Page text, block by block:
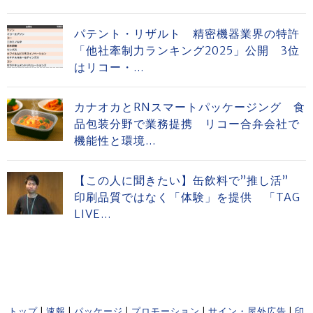
パテント・リザルト 精密機器業界の特許
「他社牽制力ランキング2025」公開 3位
はリコー・...
カナオカとRNスマートパッケージング 食
品包装分野で業務提携 リコー合弁会社で
機能性と環境...
【この人に聞きたい】缶飲料で”推し活”
印刷品質ではなく「体験」を提供 「TAG
LIVE...